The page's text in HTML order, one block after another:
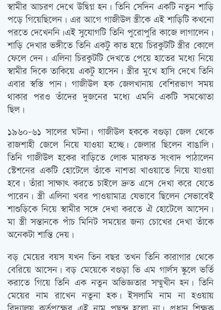
স্বামীর আচরণ দেখে উদ্বিগ্ন হন। তিনি সেদিন একটি নতুন শাড়ি
পড়ে গিয়েছিলেন। এর আগে গাজীউল স্ত্রীকে এই শাড়িটি কখনো
পরতে দেখেননি।এই সুযোগটি তিনি পুরোপুরি কাজে লাগালেন।
শাড়ি দেখার ভঙ্গীতে তিনি একটু কাত হয়ে চিরকুটটি স্ত্রীর কোলে
ফেলে দেন। এলিনা চিরকুটটি দেখতে পেয়ে হাতের মধ্যে নিয়ে
স্বামীর দিকে তাকিয়ে একটু হাসেন। স্ত্রীর মুখে হাসি দেখে তিনি
এবার স্বস্তি পান। গাজীউল হক জেলখানায় বেশিরভাগ সময়
থাকার পরও তাঁদের দুজনের মধ্যে এমনি একটি সমঝোতা
ছিল।
১৯৬০-৬১ সালের ঘটনা। গাজীউল হককে বগুড়া জেল থেকে
রাজশাহী জেলে নিয়ে যাওয়া হচ্ছে। জেলার ছিলেন বাঙালি।
তিনি গাজীউল হকের বাড়িতে লোক মারফত সংবাদ পাঠালেন
স্টেশনের একটি হোটেলে তাঁকে নাশতা খাওয়াতে নিয়ে যাওয়া
হবে। তাঁরা সাক্ষাত্‍ করতে চাইলে দ্রুত এসে দেখা করে যেতে
পারেন। স্ত্রী এলিনা খবর পাওয়ামাত্র যেভাবে ছিলেন সেভাবেই
শাশুড়িকে নিয়ে স্বামীর সঙ্গে দেখা করতে ঐ হোটেলে আসেন।
মা স্ত্রী সন্তানকে পাঁচ মিনিট সময়ের জন্য চোখের দেখা তাঁকে
অনেকটা শান্তি দেয়।
বড় মেয়ের বয়স যখন তিন বছর তখন তিনি কারাগার থেকে
বেরিয়ে আসেন। বড় মেয়েকে বগুড়া ভি এম গার্লস স্কুলে ভর্তি
করাতে গিয়ে তিনি এক নতুন অভিজ্ঞতার সম্মুখীন হন। তিনি
মেয়ের নাম রাখেন নতুনা হক। ইসলামি নাম না হওয়ায়